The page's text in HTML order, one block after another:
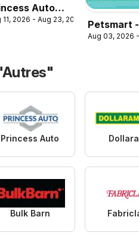
Auto
- 2
11, 2026 - Aug 23, 2026
Petsmart -
Weekend
Aug 03, 2026
Princess Auto
Bulk Barn